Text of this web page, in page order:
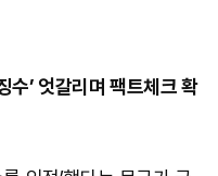
수’ 엇갈리며 팩트체크 확